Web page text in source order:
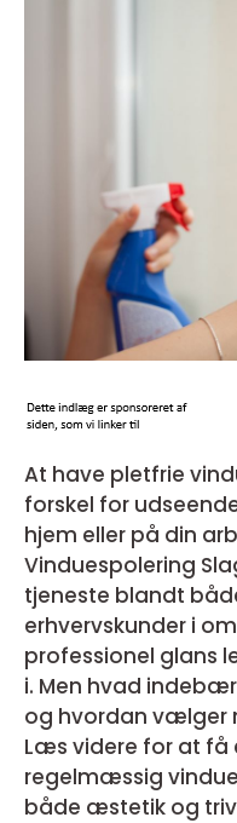
At have pletfrie
forskel for
hjem eller på din
Vinduespolering
tjeneste blandt
erhvervskunder i
professionel glans
i. Men hvad
og hvordan vælger
Læs videre for at få
regelmæssig
både æstetik og